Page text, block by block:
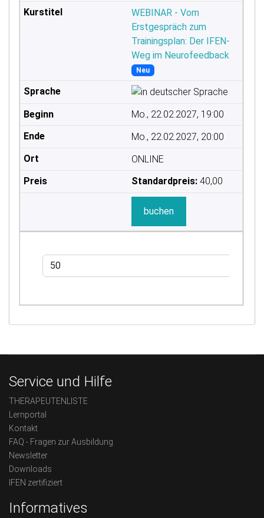
WEBINAR - Vom
Erstgespräch zum
Trainingsplan: Der IFEN-
Weg im Neurofeedback
Neu
Mo., 22.02.2027, 19:00
Mo., 22.02.2027, 20:00
ONLINE
Standardpreis: 40,00
buchen
Service und Hilfe
THERAPEUTENLISTE
Lernportal
Kontakt
FAQ - Fragen zur Ausbildung
Newsletter
Downloads
IFEN zertifiziert
Informatives